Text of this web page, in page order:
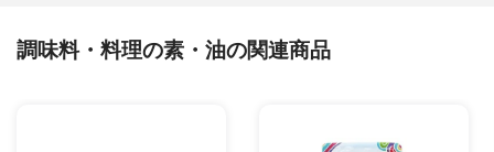
調味料・料理の素・油の関連商品